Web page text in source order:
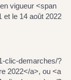
vigueur <span
et le 14 août 2022
clic-demarches/?
2022</a>, ou <a